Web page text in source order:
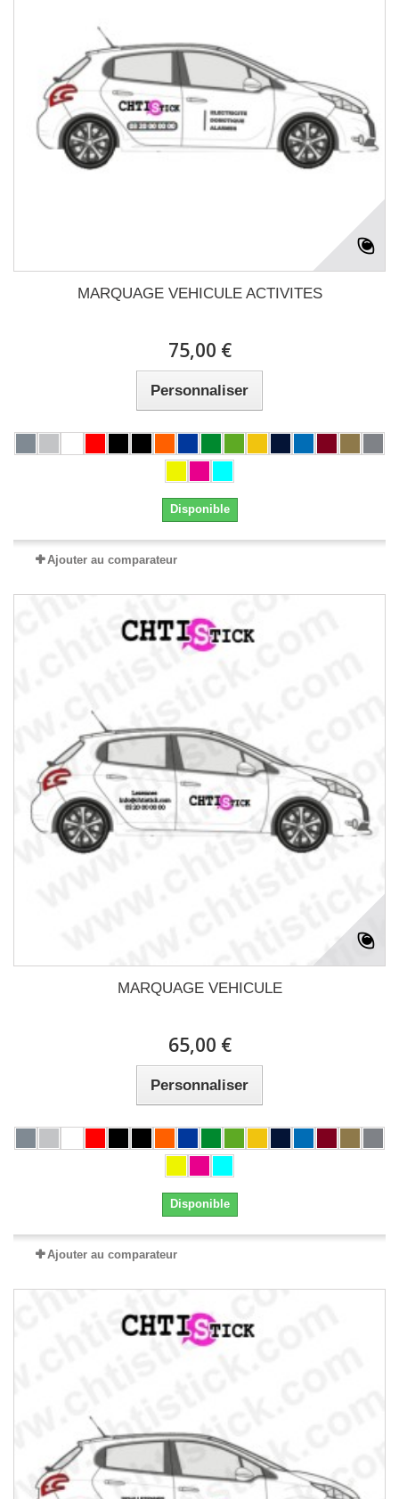
MARQUAGE VEHICULE ACTIVITES
75,00 €
Personnaliser
Disponible
Ajouter au comparateur
MARQUAGE VEHICULE
65,00 €
Personnaliser
Disponible
Ajouter au comparateur